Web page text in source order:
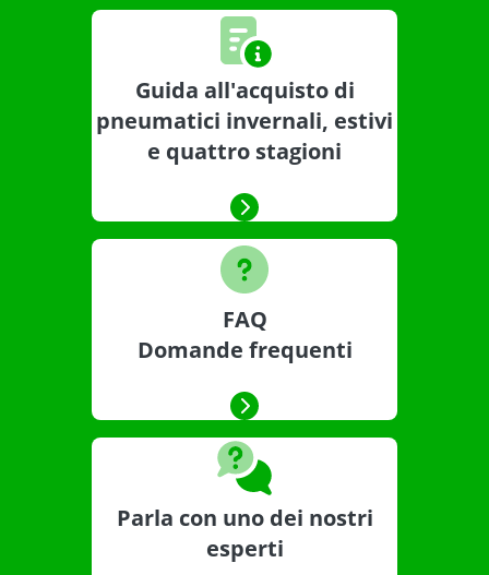
Guida all'acquisto di
pneumatici invernali, estivi
e quattro stagioni
FAQ
Domande frequenti
Parla con uno dei nostri
esperti